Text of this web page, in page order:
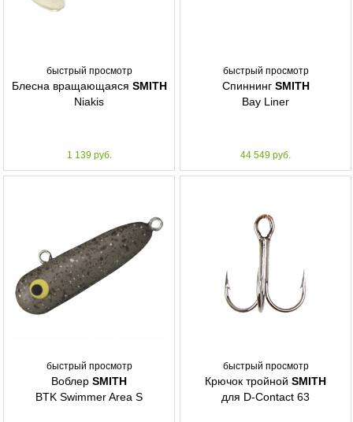
быстрый просмотр
Блесна вращающаяся SMITH
Niakis
1 139 руб.
быстрый просмотр
Спиннинг SMITH
Bay Liner
44 549 руб.
быстрый просмотр
Воблер SMITH
BTK Swimmer Area S
быстрый просмотр
Крючок тройной SMITH
для D-Contact 63